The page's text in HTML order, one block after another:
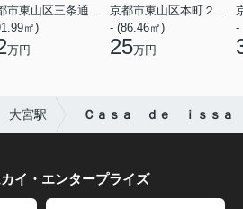
㎡)
万円
- (86.46㎡)
25万円
-
大宮駅 Ｃａｓａ ｄｅ ｉｓｓａ
イ・エンタープライズ